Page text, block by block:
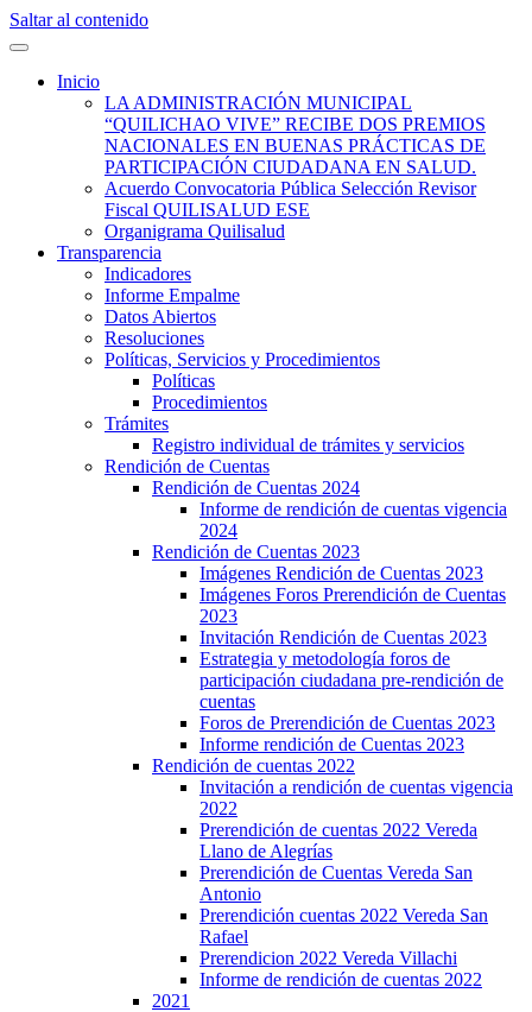
Saltar al contenido
Quilisalud
Inicio
LA ADMINISTRACIÓN MUNICIPAL
“QUILICHAO VIVE” RECIBE DOS PREMIOS
NACIONALES EN BUENAS PRÁCTICAS DE
PARTICIPACIÓN CIUDADANA EN SALUD.
Acuerdo Convocatoria Pública Selección Revisor
Fiscal QUILISALUD ESE
Organigrama Quilisalud
Transparencia
Indicadores
Informe Empalme
Datos Abiertos
Resoluciones
Políticas, Servicios y Procedimientos
Políticas
Procedimientos
Trámites
Registro individual de trámites y servicios
Rendición de Cuentas
Rendición de Cuentas 2024
Informe de rendición de cuentas vigencia
2024
Rendición de Cuentas 2023
Imágenes Rendición de Cuentas 2023
Imágenes Foros Prerendición de Cuentas
2023
Invitación Rendición de Cuentas 2023
Estrategia y metodología foros de
participación ciudadana pre-rendición de
cuentas
Foros de Prerendición de Cuentas 2023
Informe rendición de Cuentas 2023
Rendición de cuentas 2022
Invitación a rendición de cuentas vigencia
2022
Prerendición de cuentas 2022 Vereda
Llano de Alegrías
Prerendición de Cuentas Vereda San
Antonio
Prerendición cuentas 2022 Vereda San
Rafael
Prerendicion 2022 Vereda Villachi
Informe de rendición de cuentas 2022
2021